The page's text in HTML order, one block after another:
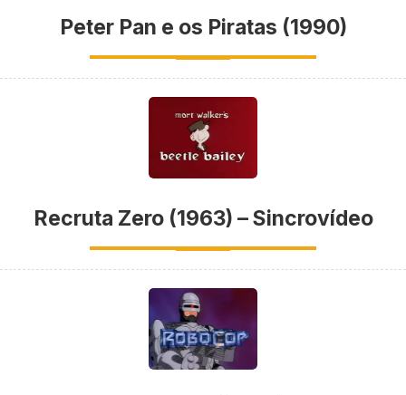
Peter Pan e os Piratas (1990)
Recruta Zero (1963) – Sincrovídeo